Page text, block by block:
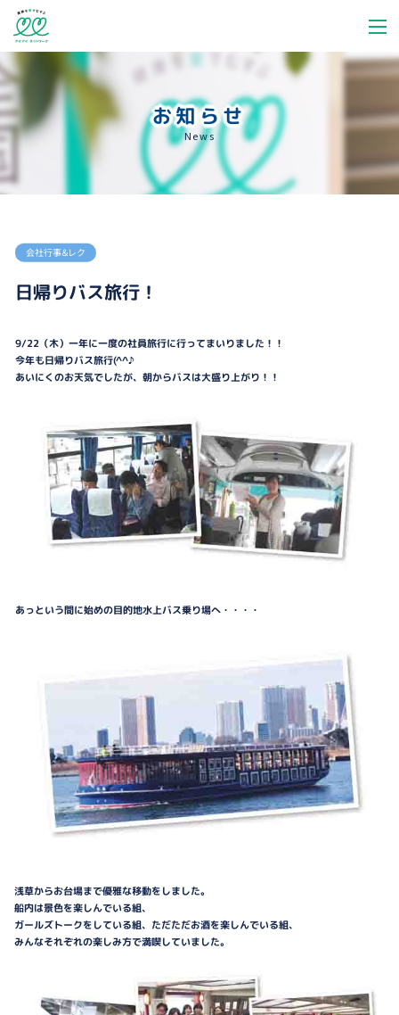
お知らせ
News
会社行事＆レク
日帰りバス旅行！
9/22（木）一年に一度の社員旅行に行ってまいりました！！
今年も日帰りバス旅行(^^♪
あいにくのお天気でしたが、朝からバスは大盛り上がり！！
あっという間に始めの目的地水上バス乗り場へ・・・・
浅草からお台場まで優雅な移動をしました。
船内は景色を楽しんでいる組、
ガールズトークをしている組、ただただお酒を楽しんでいる組、
みんなそれぞれの楽しみ方で満喫していました。